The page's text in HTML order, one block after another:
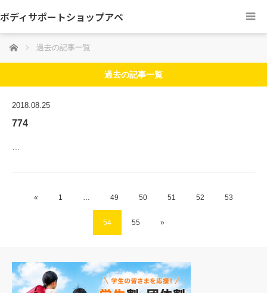
ボディサポートショップアベ
ホーム 過去の記事一覧
過去の記事一覧
2018.08.25
774
« 1 … 49 50 51 52 53
54 55 »